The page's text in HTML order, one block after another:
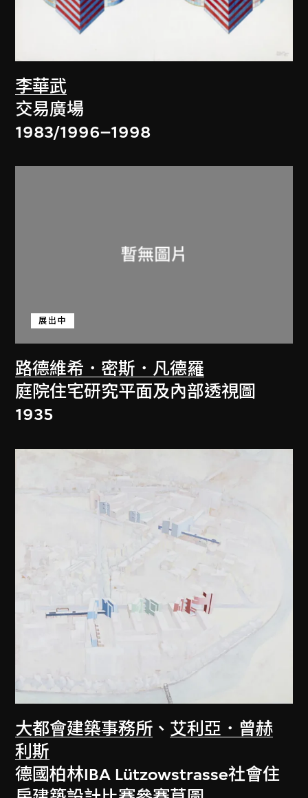
李華武
交易廣場
1983/1996–1998
路德維希．密斯．凡德羅
展出中
庭院住宅研究平面及內部透視圖
1935
大都會建築事務所 、 艾利亞．曾赫
利斯
德國柏林IBA Lützowstrasse社會住